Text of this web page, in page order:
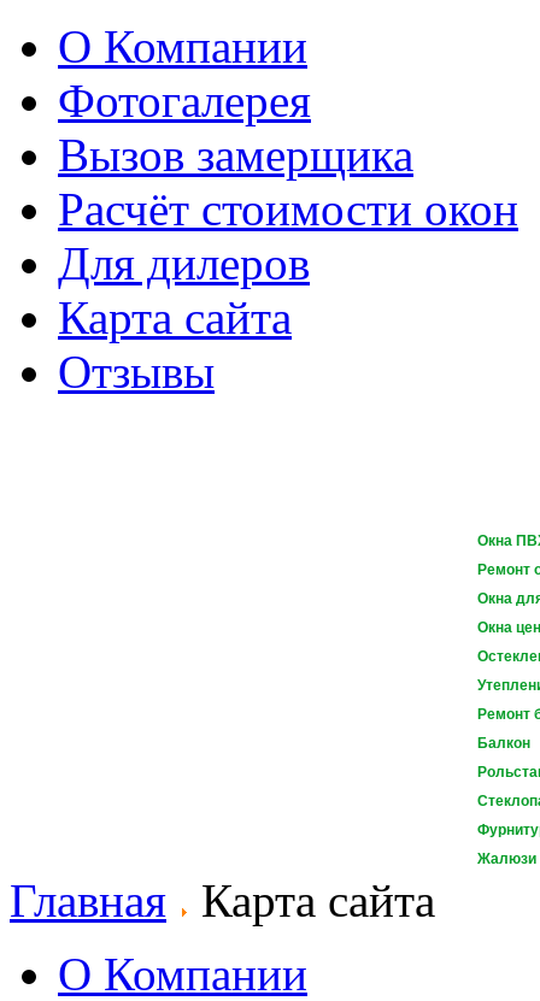
О Компании
Фотогалерея
Вызов замерщика
Расчёт стоимости окон
Для дилеров
Карта сайта
Отзывы
Окна
Ремонт
Окна
Окна
Ремонт
Балкон
Жалюзи
Главная
Карта сайта
О Компании